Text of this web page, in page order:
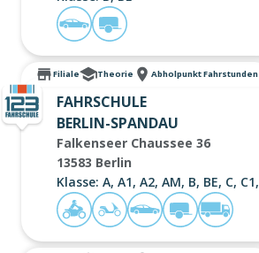
Filiale Theorie Abholpunkt Fahrstunden
FAHRSCHULE
BERLIN-SPANDAU
Falkenseer Chaussee 36
13583 Berlin
Klasse: A, A1, A2, AM, B, BE, C,